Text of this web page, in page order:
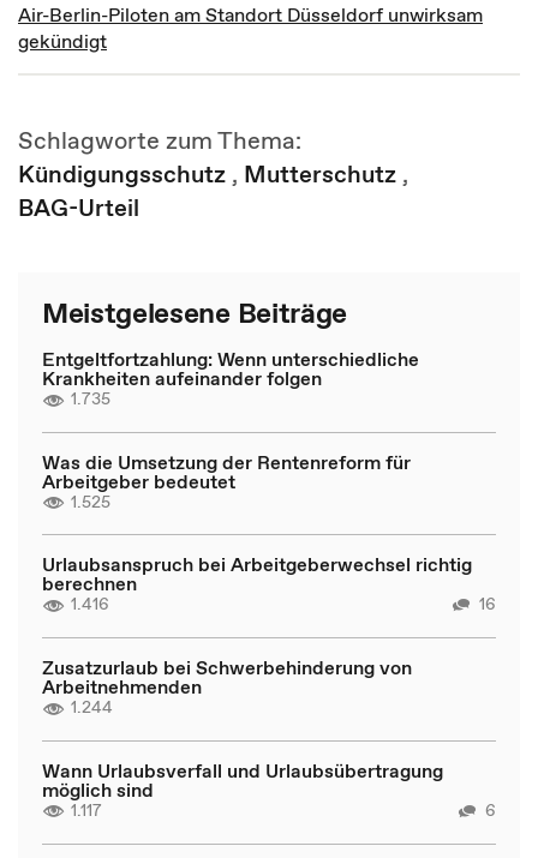
Air-Berlin-Piloten am Standort Düsseldorf unwirksam
gekündigt
Schlagworte zum Thema:
Kündigungsschutz , Mutterschutz ,
BAG-Urteil
Meistgelesene Beiträge
Entgeltfortzahlung: Wenn unterschiedliche
Krankheiten aufeinander folgen
1.735
Was die Umsetzung der Rentenreform für
Arbeitgeber bedeutet
1.525
Urlaubsanspruch bei Arbeitgeberwechsel richtig
berechnen
1.416 16
Zusatzurlaub bei Schwerbehinderung von
Arbeitnehmenden
1.244
Wann Urlaubsverfall und Urlaubsübertragung
möglich sind
1.117 6